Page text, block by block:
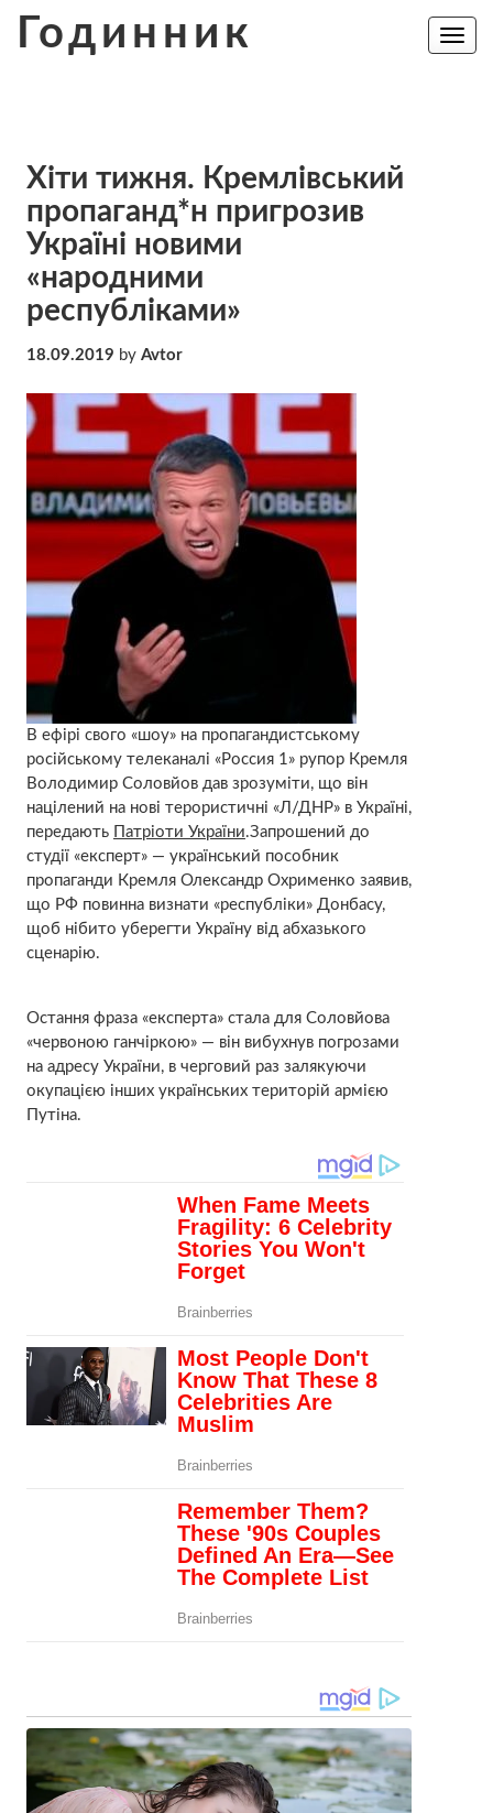
Годинник
Toggle
Хіти тижня. Кремлівський
пропаганд*н пригрозив
Україні новими
«народними
республіками»
18.09.2019 by Avtor
В ефірі свого «шоу» на пропагандистському
російському телеканалі «Россия 1» рупор Кремля
Володимир Соловйов дав зрозуміти, що він
націлений на нові терористичні «Л/ДНР» в Україні,
передають Патріоти України.Запрошений до
студії «експерт» — український пособник
пропаганди Кремля Олександр Охрименко заявив,
що РФ повинна визнати «республіки» Донбасу,
щоб нібито уберегти Україну від абхазького
сценарію.
Остання фраза «експерта» стала для Соловйова
«червоною ганчіркою» — він вибухнув погрозами
на адресу України, в черговий раз залякуючи
окупацією інших українських територій армією
Путіна.